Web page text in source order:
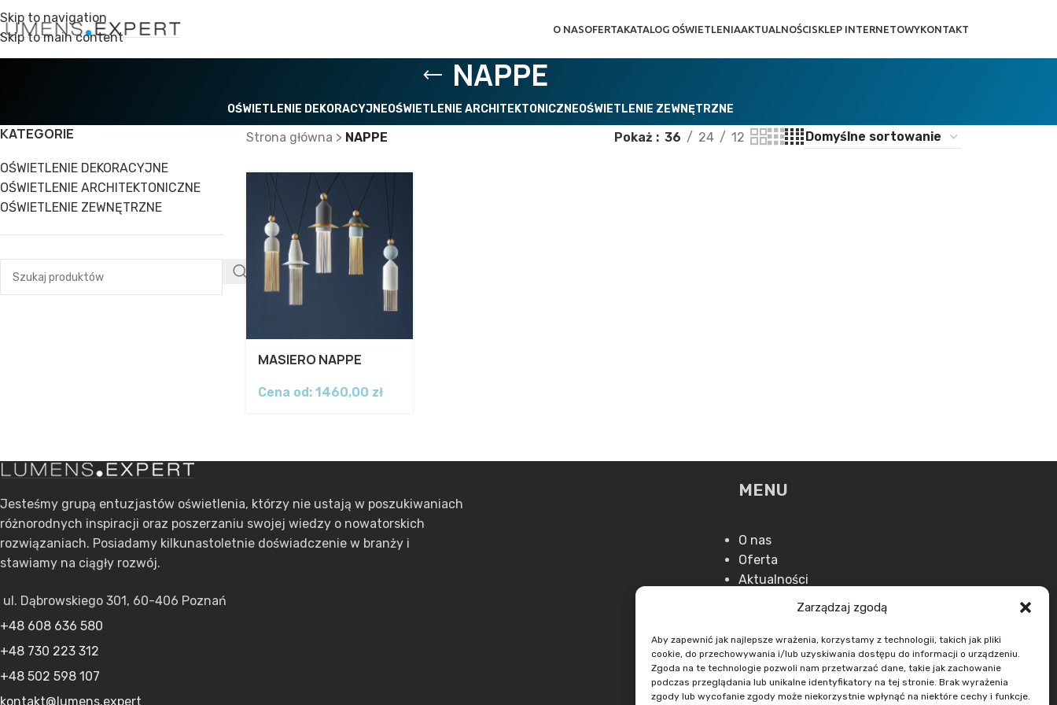
Zarządzaj zgodą
Aby zapewnić jak najlepsze wrażenia, korzystamy z technologii, takich jak pliki
cookie, do przechowywania i/lub uzyskiwania dostępu do informacji o urządzeniu.
Zgoda na te technologie pozwoli nam przetwarzać dane, takie jak zachowanie
podczas przeglądania lub unikalne identyfikatory na tej stronie. Brak wyrażenia
zgody lub wycofanie zgody może niekorzystnie wpłynąć na niektóre cechy i funkcje.
Skip to navigation
Skip to main content
O NASOFERTAKATALOG OŚWIETLENIAAKTUALNOŚCISKLEP INTERNETOWYKONTAKT
NAPPE
OŚWIETLENIE DEKORACYJNEOŚWIETLENIE ARCHITEKTONICZNEOŚWIETLENIE ZEWNĘTRZNE
KATEGORIE
OŚWIETLENIE DEKORACYJNE
OŚWIETLENIE ARCHITEKTONICZNE
OŚWIETLENIE ZEWNĘTRZNE
Strona główna > NAPPE Pokaż 36 24 12
MASIERO NAPPE
Cena od: 1460,00 zł
Jesteśmy grupą entuzjastów oświetlenia, którzy nie ustają w poszukiwaniach
różnorodnych inspiracji oraz poszerzaniu swojej wiedzy o nowatorskich
rozwiązaniach. Posiadamy kilkunastoletnie doświadczenie w branży i
stawiamy na ciągły rozwój.
ul. Dąbrowskiego 301, 60-406 Poznań
+48 608 636 580
+48 730 223 312
+48 502 598 107
kontakt@lumens.expert
MENU
O nas
Oferta
Aktualności